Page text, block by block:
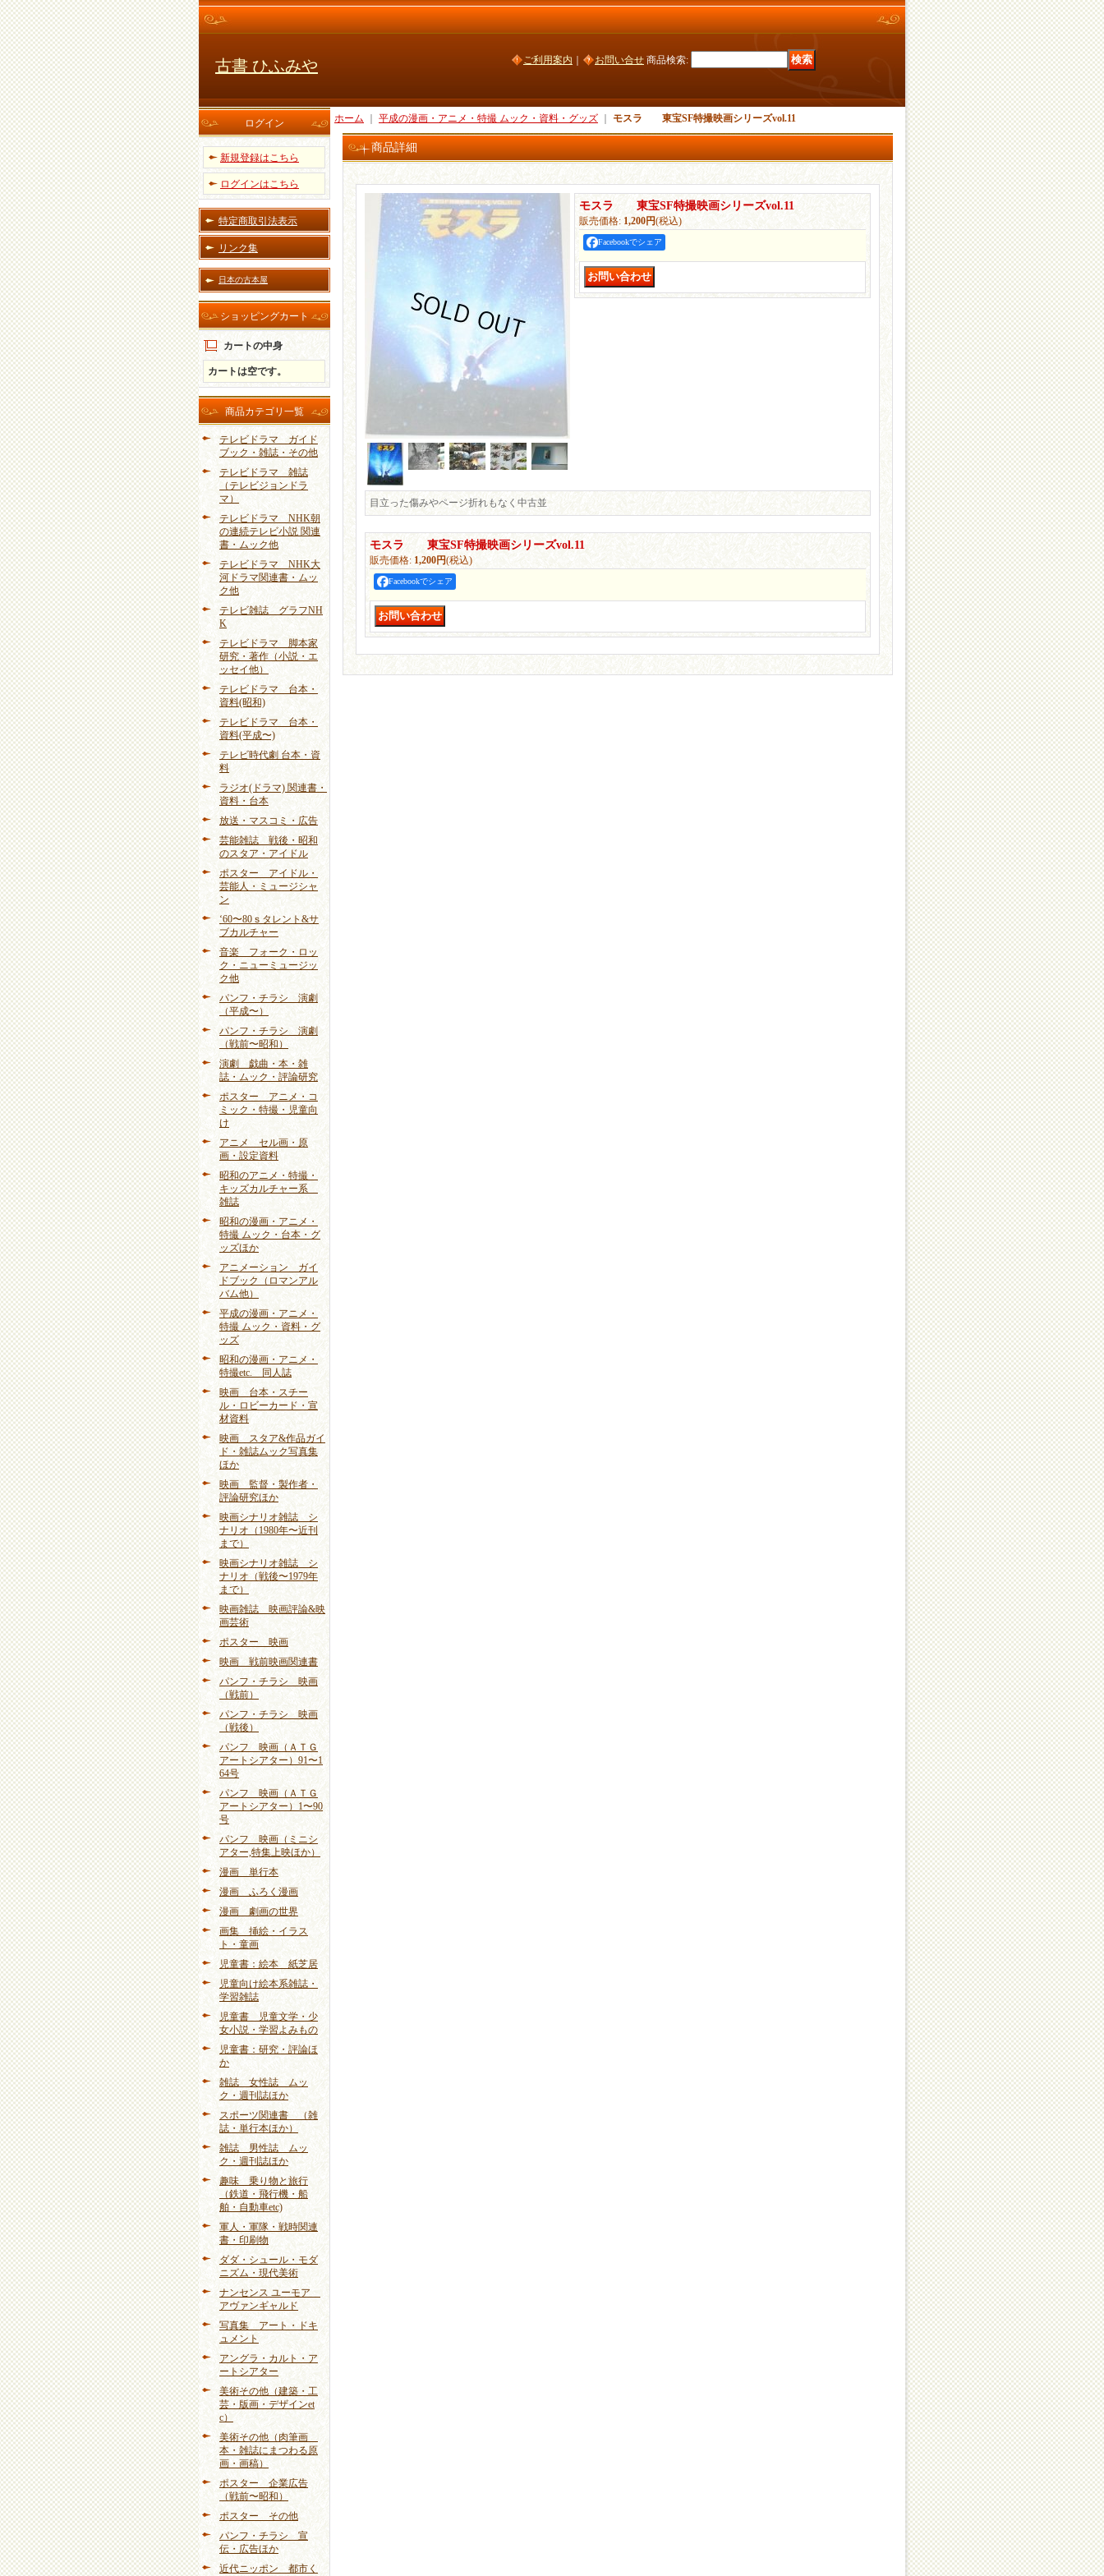
古書 ひふみや ご利用案内 お問い合せ 商品検索:
ログイン
新規登録はこちら
ログインはこちら
特定商取引法表示
リンク集
日本の古本屋
ショッピングカート
カートの中身
カートは空です。
商品カテゴリ一覧
テレビドラマ ガイド
ブック・雑誌・その他
テレビドラマ 雑誌
（テレビジョンドラ
マ）
テレビドラマ NHK朝
の連続テレビ小説 関連
書・ムック他
テレビドラマ NHK大
河ドラマ関連書・ムッ
ク他
テレビ雑誌 グラフNH
K
テレビドラマ 脚本家
研究・著作（小説・エ
ッセイ他）
テレビドラマ 台本・
資料(昭和)
テレビドラマ 台本・
資料(平成〜)
テレビ時代劇 台本・資
料
ラジオ(ドラマ) 関連書・
資料・台本
放送・マスコミ・広告
芸能雑誌 戦後・昭和
のスタア・アイドル
ポスター アイドル・
芸能人・ミュージシャ
ン
‘60〜80ｓタレント&サ
ブカルチャー
音楽 フォーク・ロッ
ク・ニューミュージッ
ク他
パンフ・チラシ 演劇
（平成〜）
パンフ・チラシ 演劇
（戦前〜昭和）
演劇 戯曲・本・雑
誌・ムック・評論研究
ポスター アニメ・コ
ミック・特撮・児童向
け
アニメ セル画・原
画・設定資料
昭和のアニメ・特撮・
キッズカルチャー系
雑誌
昭和の漫画・アニメ・
特撮 ムック・台本・グ
ッズほか
アニメーション ガイ
ドブック（ロマンアル
バム他）
平成の漫画・アニメ・
特撮 ムック・資料・グ
ッズ
昭和の漫画・アニメ・
特撮etc. 同人誌
映画 台本・スチー
ル・ロビーカード・宣
材資料
映画 スタア&作品ガイ
ド・雑誌ムック写真集
ほか
映画 監督・製作者・
評論研究ほか
映画シナリオ雑誌 シ
ナリオ（1980年〜近刊
まで）
映画シナリオ雑誌 シ
ナリオ（戦後〜1979年
まで）
映画雑誌 映画評論&映
画芸術
ポスター 映画
映画 戦前映画関連書
パンフ・チラシ 映画
（戦前）
パンフ・チラシ 映画
（戦後）
パンフ 映画（ＡＴＧ
アートシアター）91〜1
64号
パンフ 映画（ＡＴＧ
アートシアター）1〜90
号
パンフ 映画（ミニシ
アター,特集上映ほか）
漫画 単行本
漫画 ふろく漫画
漫画 劇画の世界
画集 挿絵・イラス
ト・童画
児童書：絵本 紙芝居
児童向け絵本系雑誌・
学習雑誌
児童書 児童文学・少
女小説・学習よみもの
児童書：研究・評論ほ
か
雑誌 女性誌 ムッ
ク・週刊誌ほか
スポーツ関連書 （雑
誌・単行本ほか）
雑誌 男性誌 ムッ
ク・週刊誌ほか
趣味 乗り物と旅行
（鉄道・飛行機・船
舶・自動車etc)
軍人・軍隊・戦時関連
書・印刷物
ダダ・シュール・モダ
ニズム・現代美術
ナンセンス ユーモア
アヴァンギャルド
写真集 アート・ドキ
ュメント
アングラ・カルト・ア
ートシアター
美術その他（建築・工
芸・版画・デザインet
c）
美術その他（肉筆画
本・雑誌にまつわる原
画・画稿）
ポスター 企業広告
（戦前〜昭和）
ポスター その他
パンフ・チラシ 宣
伝・広告ほか
近代ニッポン 都市く
ホーム 平成の漫画・アニメ・特撮 ムック・資料・グッズ モスラ 東宝SF特撮映画シリーズvol.11
商品詳細
モスラ 東宝SF特撮映画シリーズvol.11
販売価格: 1,200円(税込)
Facebookでシェア
目立った傷みやページ折れもなく中古並
モスラ 東宝SF特撮映画シリーズvol.11
販売価格: 1,200円(税込)
Facebookでシェア